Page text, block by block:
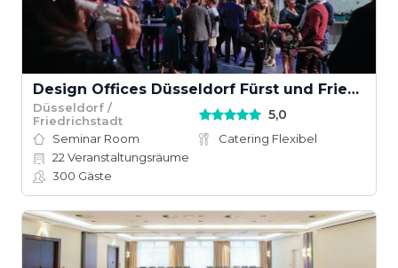
Design Offices Düsseldorf Fürst und Friedrich
Düsseldorf /
Friedrichstadt
5,0
Seminar Room
Catering Flexibel
22 Veranstaltungsräume
300 Gäste